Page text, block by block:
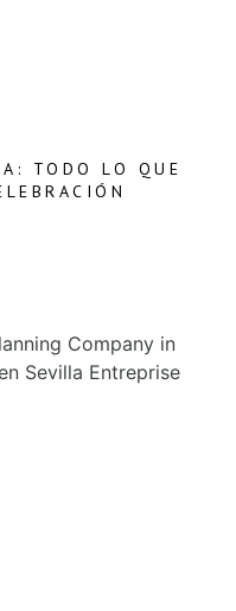
TODO LO QUE